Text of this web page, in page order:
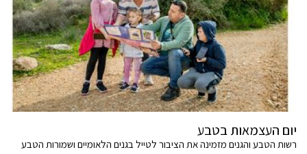
יום העצמאות בטבע
רשות הטבע והגנים מזמינה את הציבור לטייל בגנים הלאומיים ושמורות הטבע